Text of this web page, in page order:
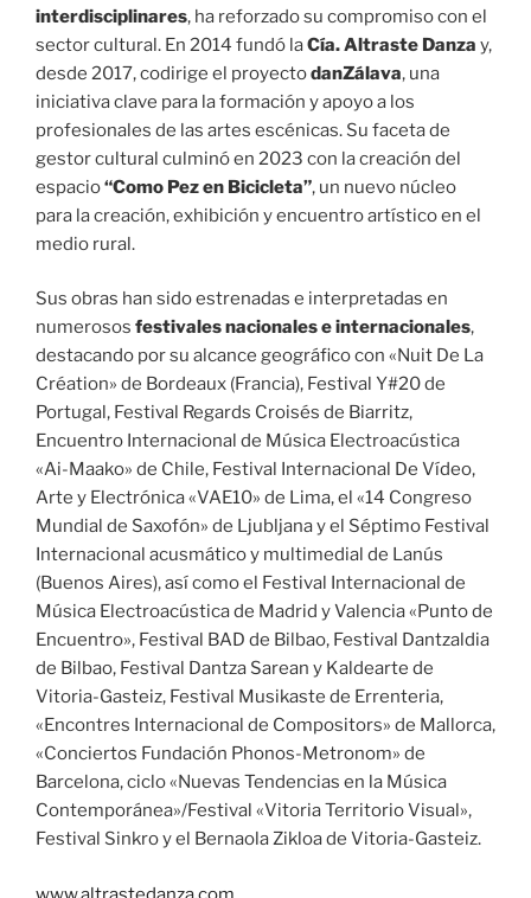
interdisciplinares, ha reforzado su compromiso con el
sector cultural. En 2014 fundó laCía. Altraste Danza y,
desde 2017, codirige el proyectodanZálava, una
iniciativa clave para la formación y apoyo a los
profesionales de las artes escénicas. Su faceta de
gestor cultural culminó en 2023 con la creación del
espacio“Como Pez en Bicicleta”, un nuevo núcleo
para la creación, exhibición y encuentro artístico en el
medio rural.
Sus obras han sido estrenadas e interpretadas en
numerosos festivales nacionales e internacionales,
destacando por su alcance geográfico con «Nuit De La
Création» de Bordeaux (Francia), Festival Y#20 de
Portugal, Festival Regards Croisés de Biarritz,
Encuentro Internacional de Música Electroacústica
«Ai-Maako» de Chile, Festival Internacional De Vídeo,
Arte y Electrónica «VAE10» de Lima, el «14 Congreso
Mundial de Saxofón» de Ljubljana y el Séptimo Festival
Internacional acusmático y multimedial de Lanús
(Buenos Aires), así como el Festival Internacional de
Música Electroacústica de Madrid y Valencia «Punto de
Encuentro», Festival BAD de Bilbao, Festival Dantzaldia
de Bilbao, Festival Dantza Sarean y Kaldearte de
Vitoria-Gasteiz, Festival Musikaste de Errenteria,
«Encontres Internacional de Compositors» de Mallorca,
«Conciertos Fundación Phonos-Metronom» de
Barcelona, ciclo «Nuevas Tendencias en la Música
Contemporánea»/Festival «Vitoria Territorio Visual»,
Festival Sinkro y el Bernaola Zikloa de Vitoria-Gasteiz.